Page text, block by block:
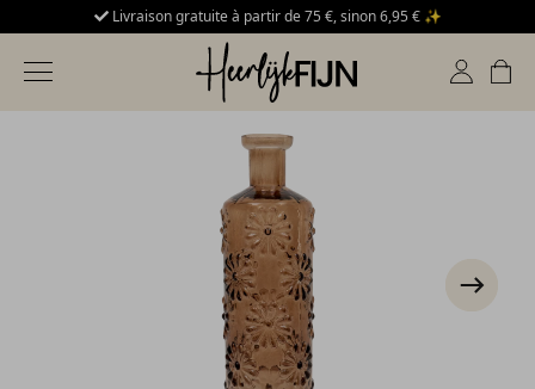
Expédié à partir du 17 août 🚚
Basculer la navigation
DélicieuxDélicieux